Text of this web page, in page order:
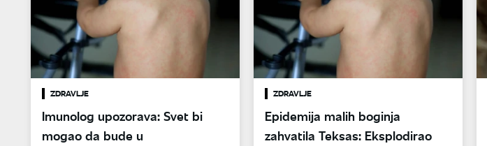
ZDRAVLJE
Imunolog upozorava: Svet bi
mogao da bude u
ZDRAVLJE
Epidemija malih boginja
zahvatila Teksas: Eksplodirao